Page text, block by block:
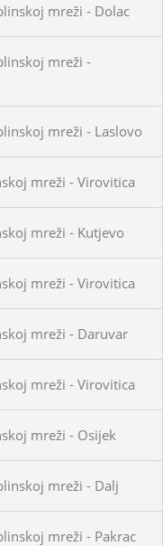
mreži - Dolac
mreži -
mreži - Laslovo
mreži - Virovitica
mreži - Kutjevo
mreži - Virovitica
mreži - Daruvar
mreži - Virovitica
mreži - Osijek
mreži - Dalj
mreži - Pakrac